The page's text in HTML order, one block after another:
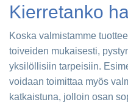
Kierretanko
Koska valmistamme
toiveiden mukaisesti,
yksilöllisiin tarpeisiin.
voidaan toimittaa myös
katkaistuna, jolloin osan